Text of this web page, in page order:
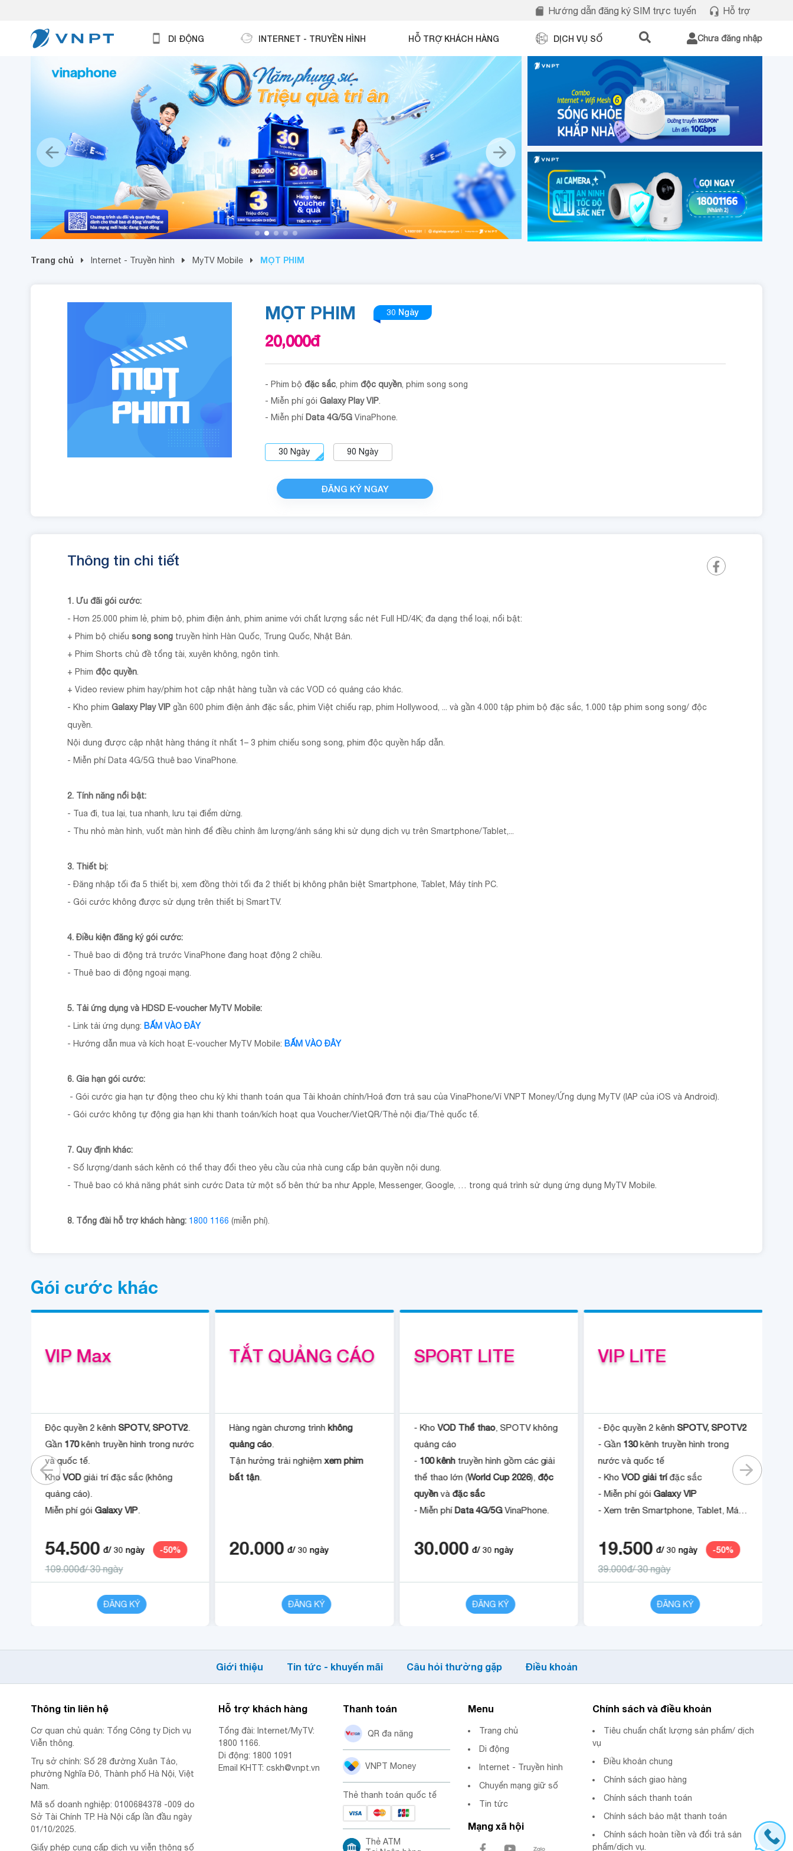
Hướng dẫn đăng ký SIM trực tuyến Hỗ trợ
DI ĐỘNG INTERNET - TRUYỀN HÌNH HỖ TRỢ KHÁCH HÀNG DỊCH VỤ SỐ Chưa đăng nhập
Trang chủ Internet - Truyền hình MyTV Mobile MỌT PHIM
MỌT PHIM 30 Ngày
20,000đ
- Phim bộ đặc sắc, phim độc quyền, phim song song
- Miễn phí gói Galaxy Play VIP.
- Miễn phíData 4G/5GVinaPhone.
30 Ngày 90 Ngày
ĐĂNG KÝ NGAY
Thông tin chi tiết
1. Ưu đãi gói cước:
- Hơn 25.000 phim lẻ, phim bộ, phim điện ảnh, phim anime với chất lượng sắc nét Full HD/4K; đa dạng thể loại, nổi bật:
+ Phim bộ chiếu song song truyền hình Hàn Quốc, Trung Quốc, Nhật Bản.
+ Phim Shorts chủ đề tổng tài, xuyên không, ngôn tình.
+ Phim độc quyền
+ Video review phim hay/phim hot cập nhật hàng tuần và các VOD có quảng cáo khác.
- Kho phim Galaxy Play VIP gần 600 phim điện ảnh đặc sắc, phim Việt chiếu rạp, phim Hollywood, ... và gần 4.000 tập phim bộ đặc sắc, 1.000 tập phim song song/ độc
quyền.
Nội dung được cập nhật hàng tháng ít nhất 1– 3 phim chiếu song song, phim độc quyền hấp dẫn.
- Miễn phí Data 4G/5G thuê bao VinaPhone.
2. Tính năng nổi bật:
- Tua đi, tua lại, tua nhanh, lưu tại điểm dừng.
- Thu nhỏ màn hình, vuốt màn hình để điều chỉnh âm lượng/ánh sáng khi sử dụng dịch vụ trên Smartphone/Tablet,...
3. Thiết bị:
- Đăng nhập tối đa 5 thiết bị, xem đồng thời tối đa 2 thiết bị không phân biệt Smartphone, Tablet, Máy tính PC.
- Gói cước không được sử dụng trên thiết bị SmartTV.
4. Điều kiện đăng ký gói cước:
- Thuê bao di động trả trước VinaPhone đang hoạt động 2 chiều.
- Thuê bao di động ngoại mạng.
5. Tải ứng dụng và HDSD E-voucher MyTV Mobile:
- Link tải ứng dụng: BẤM VÀO ĐÂY
- Hướng dẫn mua và kích hoạt E-voucher MyTV Mobile: BẤM VÀO ĐÂY
6. Gia hạn gói cước:
- Gói cước gia hạn tự động theo chu kỳ khi thanh toán qua Tài khoản chính/Hoá đơn trả sau của VinaPhone/Ví VNPT Money/Ứng dụng MyTV (IAP của iOS và Android).
- Gói cước không tự động gia hạn khi thanh toán/kích hoạt qua Voucher/VietQR/Thẻ nội địa/Thẻ quốc tế.
7. Quy định khác:
- Số lượng/danh sách kênh có thể thay đổi theo yêu cầu của nhà cung cấp bản quyền nội dung.
- Thuê bao có khả năng phát sinh cước Data từ một số bên thứ ba như Apple, Messenger, Google, … trong quá trình sử dụng ứng dụng MyTV Mobile.
8. Tổng đài hỗ trợ khách hàng: 1800 1166 (miễn phí).
Gói cước khác
VIP Max
Độc quyền 2 kênhSPOTV, SPOTV2.
Gần 170kênh truyền hình trong nước
và quốc tế.
KhoVOD giải trí đặc sắc (không
quảng cáo).
Miễn phí góiGalaxy VIP.
54.500 đ/ 30 ngày -50%
109.000đ/ 30 ngày
ĐĂNG KÝ
TẮT QUẢNG CÁO
Hàng ngàn chương trình không
quảng cáo.
Tận hưởng trải nghiệmxem phim
bất tận.
20.000 đ/ 30 ngày
ĐĂNG KÝ
SPORT LITE
- KhoVOD Thể thao, SPOTV không
quảng cáo
- 100 kênhtruyền hình gồm các giải
thể thao lớn (World Cup 2026),độc
quyềnvàđặc sắc
- Miễn phí Data 4G/5GVinaPhone.
30.000 đ/ 30 ngày
ĐĂNG KÝ
VIP LITE
- Độc quyền 2 kênhSPOTV, SPOTV2
- Gần 130kênh truyền hình trong
nước và quốc tế
- KhoVOD giải tríđặc sắc
- Miễn phí góiGalaxy VIP
- Xem trên Smartphone, Tablet, Máy
19.500 đ/ 30 ngày -50%
39.000đ/ 30 ngày
ĐĂNG KÝ
Giới thiệu Tin tức - khuyến mãi Câu hỏi thường gặp Điều khoản
Thông tin liên hệ
Cơ quan chủ quản: Tổng Công ty Dịch vụ
Viễn thông.
Trụ sở chính: Số 28 đường Xuân Tảo,
phường Nghĩa Đô, Thành phố Hà Nội, Việt
Nam.
Mã số doanh nghiệp: 0100684378 -009 do
Sở Tài Chính TP. Hà Nội cấp lần đầu ngày
01/10/2025.
Giấy phép cung cấp dịch vụ viễn thông số
Hỗ trợ khách hàng
Tổng đài: Internet/MyTV:
1800 1166.
Di động: 1800 1091
Email KHTT: cskh@vnpt.vn
Thanh toán
QR đa năng
VNPT Money
Thẻ thanh toán quốc tế
Thẻ ATM
Menu
Trang chủ
Di động
Internet - Truyền hình
Chuyển mạng giữ số
Tin tức
Mạng xã hội
Chính sách và điều khoản
Tiêu chuẩn chất lượng sản phẩm/ dịch
vụ
Điều khoản chung
Chính sách giao hàng
Chính sách thanh toán
Chính sách bảo mật thanh toán
Chính sách hoàn tiền và đổi trả sản
phẩm/dịch vụ.